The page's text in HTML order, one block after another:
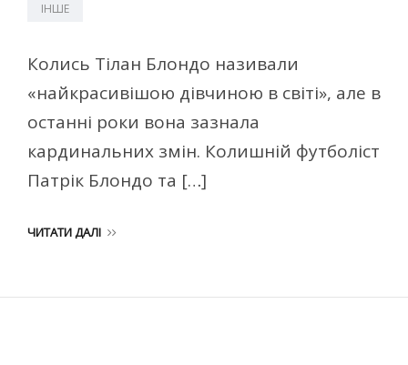
ІНШЕ
Колись Тілан Блондо називали
«найкрасивішою дівчиною в світі», але в
останні роки вона зазнала
кардинальних змін. Колишній футболіст
Патрік Блондо та […]
ЧИТАТИ ДАЛІ